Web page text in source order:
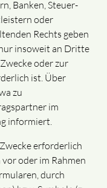
Banken, Steuer-
oder
Rechts geben
insoweit an Dritte
oder zur
ist. Über
zu
im
informiert.
erforderlich
oder im Rahmen
durch